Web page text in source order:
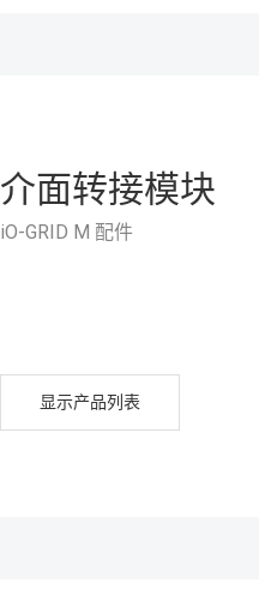
介面转接模块
iO-GRID M 配件
显示产品列表